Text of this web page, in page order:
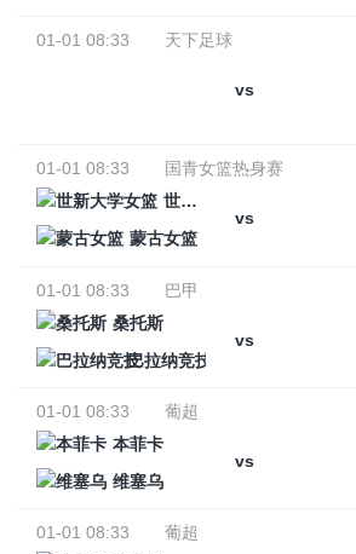
01-01 08:33 天下足球
vs
01-01 08:33
国青女篮热身赛
世新大学女篮
vs
蒙古女篮
01-01 08:33
巴甲
桑托斯
vs
巴拉纳竞技
01-01 08:33
葡超
本菲卡
vs
维塞乌
01-01 08:33
葡超